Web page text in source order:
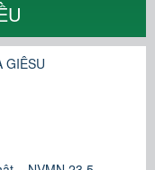
GIÊSU